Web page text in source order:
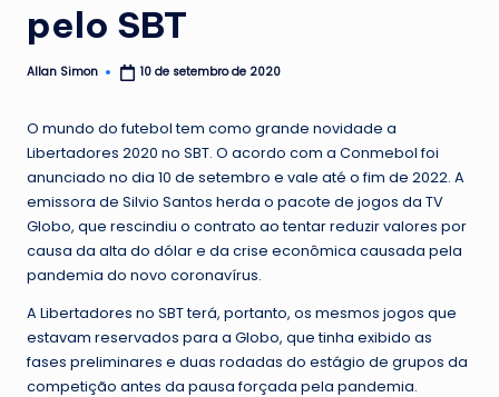
pelo SBT
Posted
Allan Simon 10 de setembro de 2020
O mundo do futebol tem como grande novidade a
Libertadores 2020 no SBT. O acordo com a Conmebol foi
anunciado no dia 10 de setembro e vale até o fim de 2022. A
emissora de Silvio Santos herda o pacote de jogos da TV
Globo, que rescindiu o contrato ao tentar reduzir valores por
causa da alta do dólar e da crise econômica causada pela
pandemia do novo coronavírus.
A Libertadores no SBT terá, portanto, os mesmos jogos que
estavam reservados para a Globo, que tinha exibido as
fases preliminares e duas rodadas do estágio de grupos da
competição antes da pausa forçada pela pandemia.